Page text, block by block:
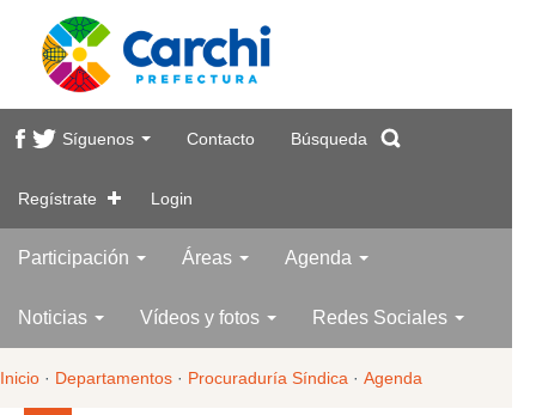
Síguenos Contacto Búsqueda
Regístrate Login
Participación Áreas Agenda
Noticias Vídeos y fotos Redes Sociales
Inicio · Departamentos · Procuraduría Síndica · Agenda